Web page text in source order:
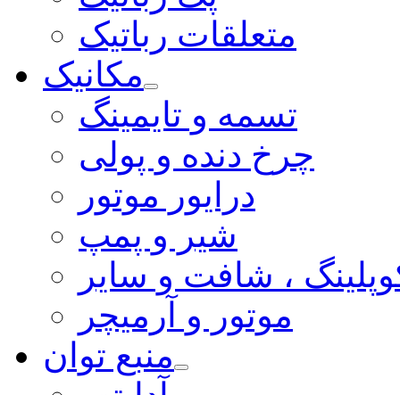
متعلقات رباتیک
مکانیک
تسمه و تایمینگ
چرخ دنده و پولی
درایور موتور
شیر و پمپ
، شافت و سایر
موتور و آرمیچر
منبع توان